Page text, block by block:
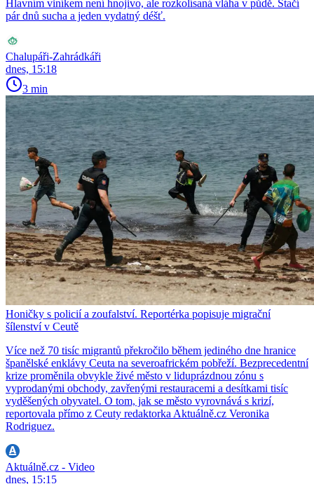
Hlavním viníkem není hnojivo, ale rozkolísaná vláha v půdě. Stačí
pár dnů sucha a jeden vydatný déšť.
Chalupáři-Zahrádkáři
dnes, 15:18
3 min
Honičky s policií a zoufalství. Reportérka popisuje migrační
šílenství v Ceutě
Více než 70 tisíc migrantů překročilo během jediného dne hranice
španělské enklávy Ceuta na severoafrickém pobřeží. Bezprecedentní
krize proměnila obvykle živé město v liduprázdnou zónu s
vyprodanými obchody, zavřenými restauracemi a desítkami tisíc
vyděšených obyvatel. O tom, jak se město vyrovnává s krizí,
reportovala přímo z Ceuty redaktorka Aktuálně.cz Veronika
Rodriguez.
Aktuálně.cz - Video
dnes, 15:15